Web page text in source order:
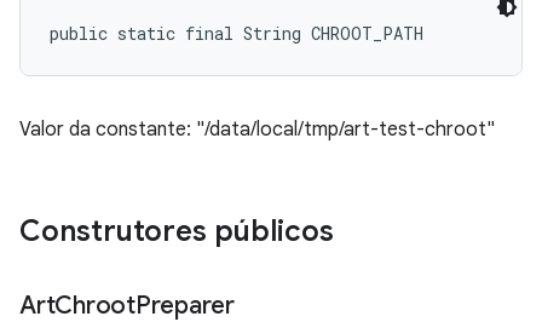
public static final String CHROOT_PATH
Valor da constante: "/data/local/tmp/art-test-chroot"
Construtores públicos
ArtChrootPreparer